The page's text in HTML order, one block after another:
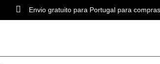
Envio gratuito para Portugal para